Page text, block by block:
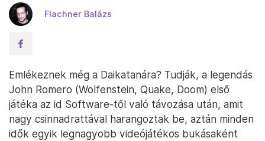
Flachner Balázs
Emlékeznek még a Daikatanára? Tudják, a legendás
John Romero (Wolfenstein, Quake, Doom) első
játéka az id Software-től való távozása után, amit
nagy csinnadrattával harangoztak be, aztán minden
idők egyik legnagyobb videójátékos bukásaként